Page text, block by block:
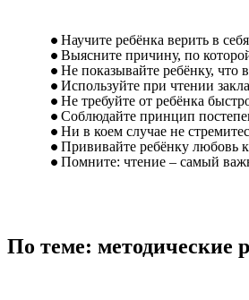
Научите ребёнка верить в
Выясните причину, по
Не показывайте ребёнку, что
Используйте при чтении
Не требуйте от ребёнка
Соблюдайте принцип
Ни в коем случае не
Прививайте ребёнку любовь
Помните: чтение – самый
По теме: методические